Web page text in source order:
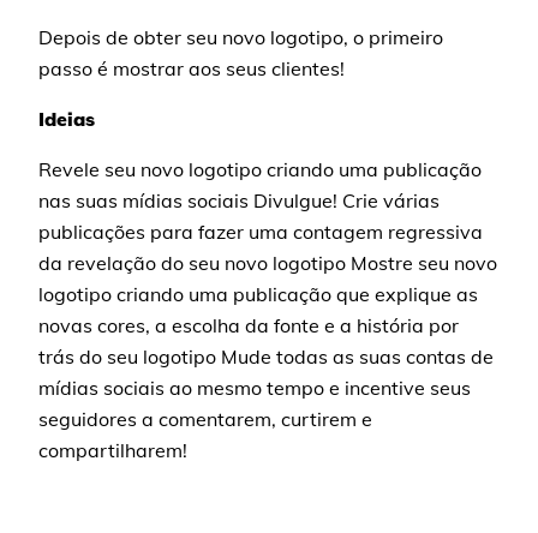
Depois de obter seu novo logotipo, o primeiro
passo é mostrar aos seus clientes!
Ideias
Revele seu novo logotipo criando uma publicação
nas suas mídias sociais Divulgue! Crie várias
publicações para fazer uma contagem regressiva
da revelação do seu novo logotipo Mostre seu novo
logotipo criando uma publicação que explique as
novas cores, a escolha da fonte e a história por
trás do seu logotipo Mude todas as suas contas de
mídias sociais ao mesmo tempo e incentive seus
seguidores a comentarem, curtirem e
compartilharem!